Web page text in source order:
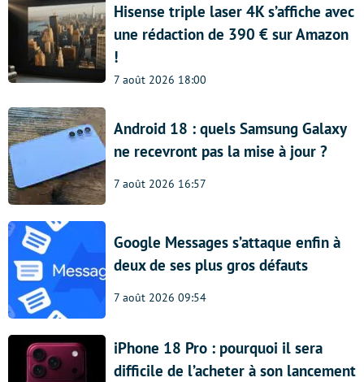
Hisense triple laser 4K s’affiche avec
une rédaction de 390 € sur Amazon
!
7 août 2026 18:00
Android 18 : quels Samsung Galaxy
ne recevront pas la mise à jour ?
7 août 2026 16:57
Google Messages s’attaque enfin à
deux de ses plus gros défauts
7 août 2026 09:54
iPhone 18 Pro : pourquoi il sera
difficile de l’acheter à son lancement